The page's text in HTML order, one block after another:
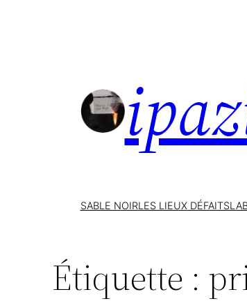
SABLE NOIRLES LIEUX DÉFAITS
Étiquette :